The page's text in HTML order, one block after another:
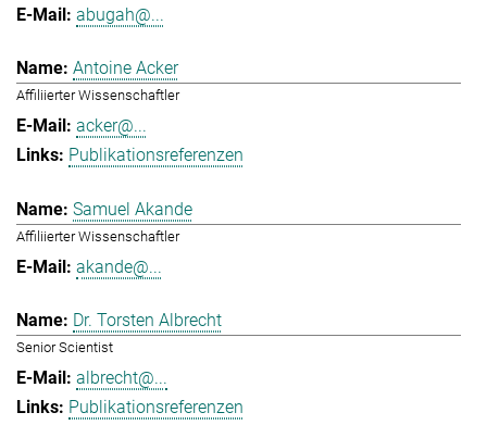
abugah@...
Antoine Acker
Affiliierter Wissenschaftler
acker@...
Publikationsreferenzen
Samuel Akande
Affiliierter Wissenschaftler
akande@...
Dr. Torsten Albrecht
Senior Scientist
albrecht@...
Publikationsreferenzen